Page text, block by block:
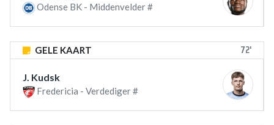
Odense BK - Middenvelder #
GELE KAART 72'
J. Kudsk
Fredericia - Verdediger #